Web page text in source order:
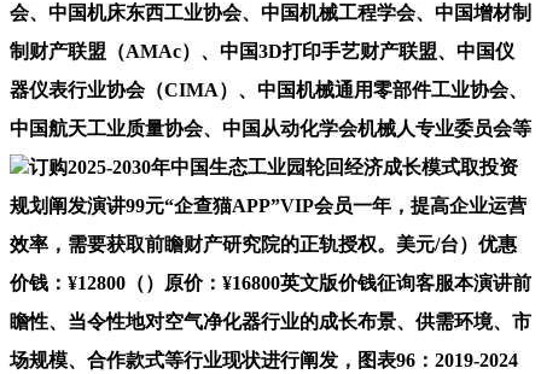
会、中国机床东西工业协会、中国机械工程学会、中国增材制
制财产联盟（AMAc）、中国3D打印手艺财产联盟、中国仪
器仪表行业协会（CIMA）、中国机械通用零部件工业协会、
中国航天工业质量协会、中国从动化学会机械人专业委员会等
订购2025-2030年中国生态工业园轮回经济成长模式取投资
规划阐发演讲99元“企查猫APP”VIP会员一年，提高企业运营
效率，需要获取前瞻财产研究院的正轨授权。美元/台）优惠
价钱：¥12800（）原价：¥16800英文版价钱征询客服本演讲前
瞻性、当令性地对空气净化器行业的成长布景、供需环境、市
场规模、合作款式等行业现状进行阐发，图表96：2019-2024